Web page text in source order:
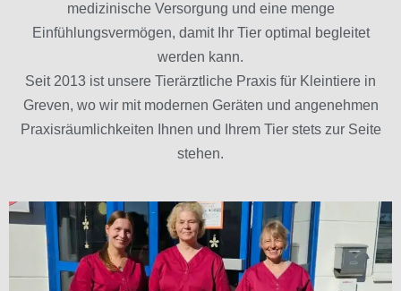
medizinische Versorgung und eine menge
Einfühlungsvermögen, damit Ihr Tier optimal begleitet
werden kann.
Seit 2013 ist unsere Tierärztliche Praxis für Kleintiere in
Greven, wo wir mit modernen Geräten und angenehmen
Praxisräumlichkeiten Ihnen und Ihrem Tier stets zur Seite
stehen.